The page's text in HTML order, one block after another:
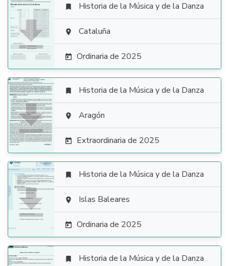

 Historia de la Música y de la Danza
 Cataluña
 Ordinaria de 2025

 Historia de la Música y de la Danza
 Aragón
 Extraordinaria de 2025

 Historia de la Música y de la Danza
 Islas Baleares
 Ordinaria de 2025
 Historia de la Música y de la Danza